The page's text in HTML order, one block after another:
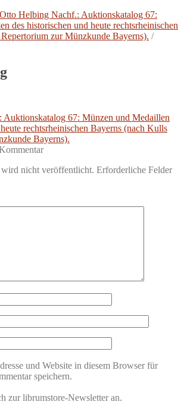
Otto Helbing Nachf.: Auktionskatalog 67:
des historischen und heute rechtsrheinischen
zur Münzkunde Bayerns). /
67: Münzen und Medaillen
rechtsrheinischen Bayerns (nach Kulls
Bayerns).
nicht veröffentlicht. Erforderliche Felder
und Website in diesem Browser für
speichern.
zur librumstore-Newsletter an.